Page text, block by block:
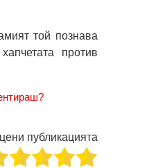
той познава
против
публикацията